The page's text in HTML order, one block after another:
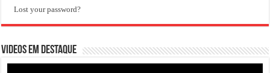
Lost your password?
VIDEOS EM DESTAQUE